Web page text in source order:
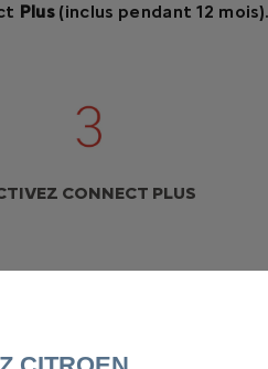
Plus(inclus pendant 12 mois).
CONNECT PLUS